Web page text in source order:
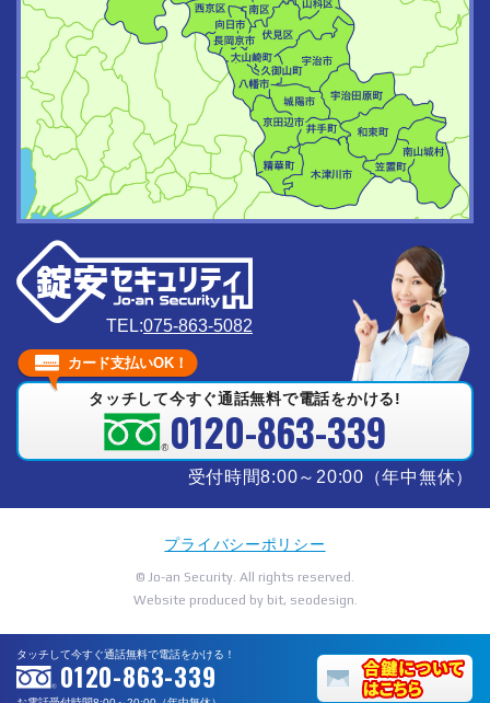
TEL:075-863-5082
カード支払いOK！
タッチして今すぐ通話無料で電話をかける!
0120-863-339
受付時間8:00～20:00（年中無休）
プライバシーポリシー
© Jo-an Security. All rights reserved.
Website produced by bit, seodesign.
タッチして今すぐ通話無料で電話をかける！
0120-863-339